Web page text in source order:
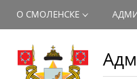
О СМОЛЕНСКЕ